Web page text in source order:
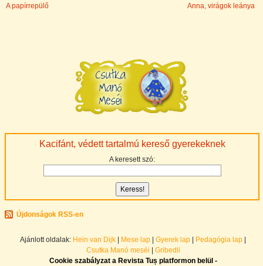
Kacifánt, védett tartalmú kereső gyerekeknek
A keresett szó:
Újdonságok RSS-en
A papí­rrepülő
Anna, virágok leánya
Ajánlott oldalak: Hein van Dijk Mese lap Gyerek lap Pedagógia lap
Csutka Manó meséi
Gribedli
Cookie szabályzat a Revista Tuș platformon belül -